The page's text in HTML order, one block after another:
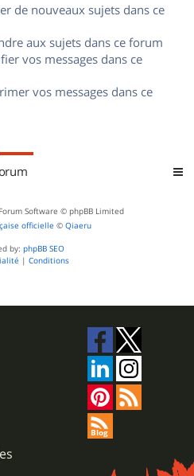
de nouveaux sujets dans ce
aux sujets dans ce forum
vos messages dans ce
vos messages dans ce
Software © phpBB Limited
officielle © Qiaeru
by: phpBB SEO
| Conditions